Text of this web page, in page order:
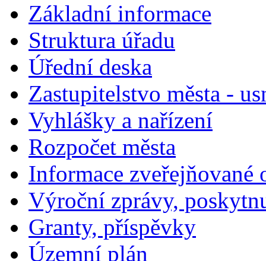
Základní informace
Struktura úřadu
Úřední deska
Zastupitelstvo města -
Vyhlášky a nařízení
Rozpočet města
Informace zveřejňované
Výroční zprávy,
Granty, příspěvky
Územní plán